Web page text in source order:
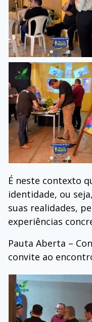
É neste contexto
identidade, ou
suas realidades,
experiências
Pauta Aberta –
convite ao